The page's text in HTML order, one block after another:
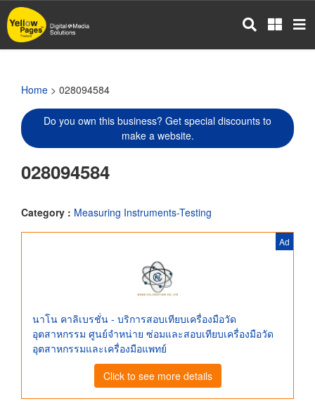
Skip
to
main
Home > 028094584
Do you own this business? Get special discounts to
make a website.
028094584
Category : Measuring Instruments-Testing
Ad
นาโน คาลิเบรชั่น - บริการสอบเทียบเครื่องมือวัด
อุตสาหกรรม ศูนย์จําหน่าย ซ่อมและสอบเทียบเครื่องมือวัด
อุตสาหกรรมและเครื่องมือแพทย์
Click to see more details